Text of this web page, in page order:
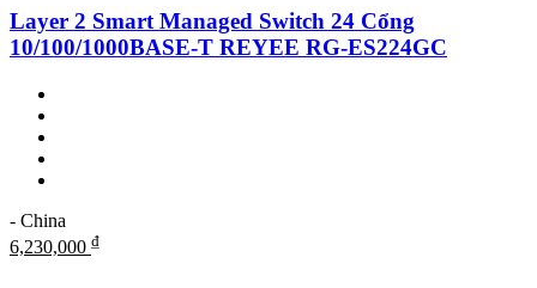
Layer 2 Smart Managed Switch 24 Cổng
10/100/1000BASE-T REYEE RG-ES224GC
- China
6,230,000 ₫